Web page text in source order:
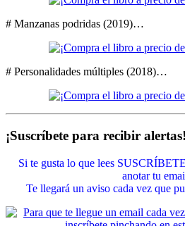
# Manzanas podridas (2019)…
# Personalidades múltiples (2018)…
¡Suscríbete para recibir alertas!
Si te gusta lo que lees SUSCRÍBETE
anotar tu
Te llegará un aviso cada vez que